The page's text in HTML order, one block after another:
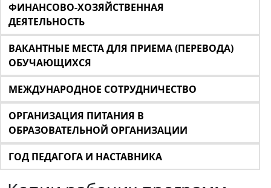
ФИНАНСОВО-ХОЗЯЙСТВЕННАЯ
ДЕЯТЕЛЬНОСТЬ
ВАКАНТНЫЕ МЕСТА ДЛЯ ПРИЕМА (ПЕРЕВОДА)
ОБУЧАЮЩИХСЯ
МЕЖДУНАРОДНОЕ СОТРУДНИЧЕСТВО
ОРГАНИЗАЦИЯ ПИТАНИЯ В
ОБРАЗОВАТЕЛЬНОЙ ОРГАНИЗАЦИИ
ГОД ПЕДАГОГА И НАСТАВНИКА